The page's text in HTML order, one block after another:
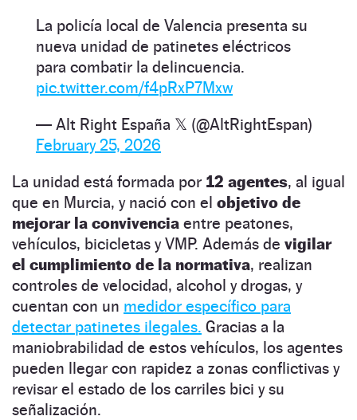
La policía local de Valencia presenta su
nueva unidad de patinetes eléctricos
para combatir la delincuencia.
pic.twitter.com/f4pRxP7Mxw
— Alt Right España 𝕏 (@AltRightEspan)
February 25, 2026
La unidad está formada por 12 agentes, al igual
que en Murcia, y nació con el objetivo de
mejorar la convivencia entre peatones,
vehículos, bicicletas y VMP. Además de vigilar
el cumplimiento de la normativa, realizan
controles de velocidad, alcohol y drogas, y
cuentan con un medidor específico para
detectar patinetes ilegales. Gracias a la
maniobrabilidad de estos vehículos, los agentes
pueden llegar con rapidez a zonas conflictivas y
revisar el estado de los carriles bici y su
señalización.